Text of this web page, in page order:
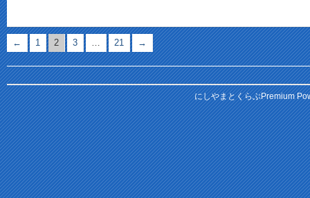
← 1 2 3 21 →
にしやまとくらぶPremium